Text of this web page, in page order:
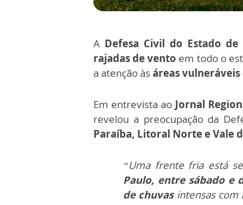
A Defesa Civil do Estado de
rajadas de vento em todo o
a atenção àsáreas
Em entrevista ao Jornal
revelou a preocupação da
Paraíba, Litoral Norte e Vale
“Uma frente fria está
Paulo, entre sábado e
de chuvasintensas com